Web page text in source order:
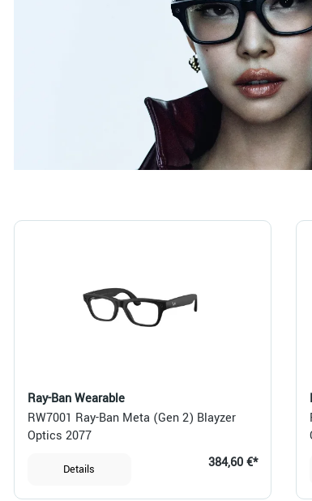
Ray-Ban Wearable
RW7001 Ray-Ban Meta (Gen 2) Blayzer
Optics 2077
Details 384,60 €*